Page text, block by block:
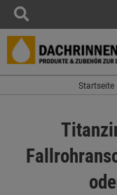
Startseite